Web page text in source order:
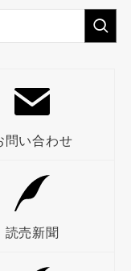
問い合わせ
読売新聞